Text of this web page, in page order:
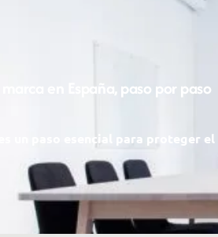
en España, paso por paso
un paso esencial para proteger